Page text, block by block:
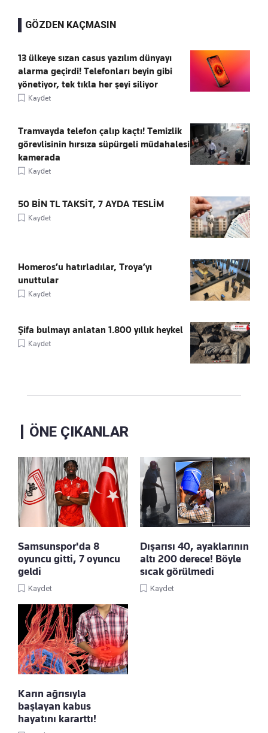
GÖZDEN KAÇMASIN
13 ülkeye sızan casus yazılım dünyayı
alarma geçirdi! Telefonları beyin gibi
yönetiyor, tek tıkla her şeyi siliyor
Kaydet
Tramvayda telefon çalıp kaçtı! Temizlik
görevlisinin hırsıza süpürgeli müdahalesi
kamerada
Kaydet
50 BİN TL TAKSİT, 7 AYDA TESLİM
Kaydet
Homeros’u hatırladılar, Troya’yı
unuttular
Kaydet
Şifa bulmayı anlatan 1.800 yıllık heykel
Kaydet
ÖNE ÇIKANLAR
Samsunspor'da 8
oyuncu gitti, 7 oyuncu
geldi
Kaydet
Dışarısı 40, ayaklarının
altı 200 derece! Böyle
sıcak görülmedi
Kaydet
Karın ağrısıyla
başlayan kabus
hayatını kararttı!